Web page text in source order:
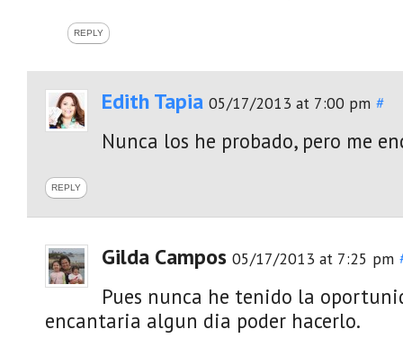
REPLY
Edith Tapia 05/17/2013 at 7:00 pm #
Nunca los he probado, pero me
REPLY
Gilda Campos 05/17/2013 at 7:25 pm
Pues nunca he tenido la
encantaria algun dia poder hacerlo.